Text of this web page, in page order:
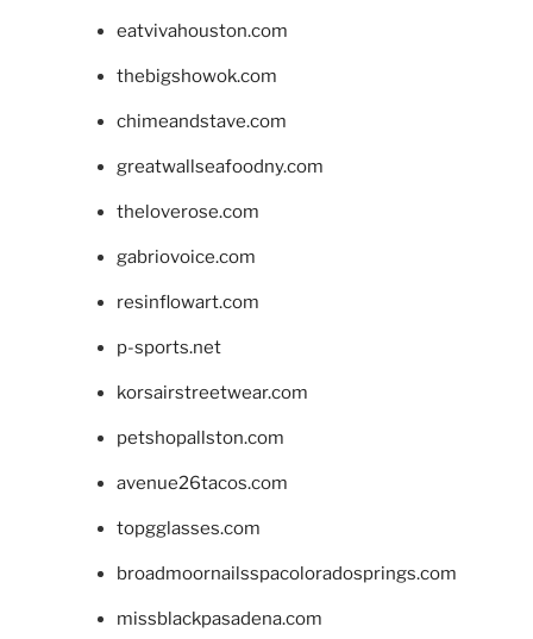
eatvivahouston.com
thebigshowok.com
chimeandstave.com
greatwallseafoodny.com
theloverose.com
gabriovoice.com
resinflowart.com
p-sports.net
korsairstreetwear.com
petshopallston.com
avenue26tacos.com
topgglasses.com
broadmoornailsspacoloradosprings.com
missblackpasadena.com